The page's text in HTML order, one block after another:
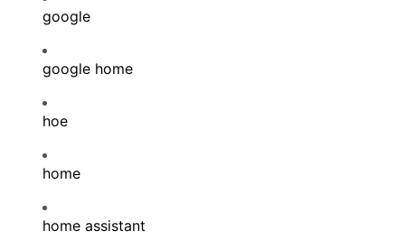
google
google home
hoe
home
home assistant